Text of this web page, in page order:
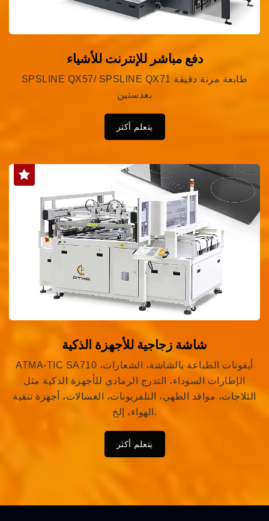
دفع مباشر للإنترنت للأشياء
SPSLINE QX57/ SPSLINE QX71 طابعة مرنة دقيقة
بعدستين
يتعلم أكثر
شاشة زجاجية للأجهزة الذكية
ATMA-TIC SA710 أيقونات الطباعة بالشاشة، الشعارات،
الإطارات السوداء، التدرج الرمادي للأجهزة الذكية مثل
الثلاجات، مواقد الطهي، التلفزيونات، الغسالات، أجهزة تنقية
الهواء، إلخ.
يتعلم أكثر